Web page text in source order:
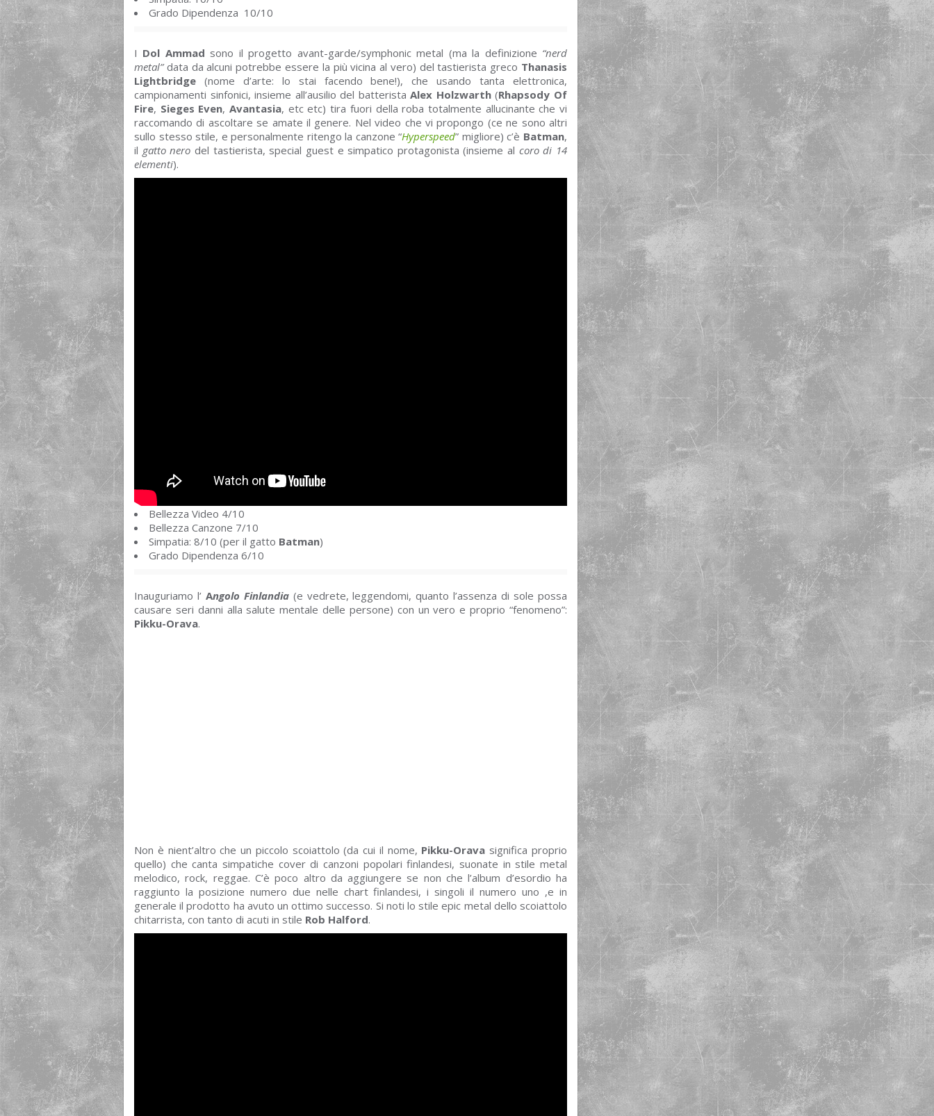
Grado Dipendenza 10/10
I Dol Ammad sono il progetto avant-garde/symphonic metal (ma la definizione “nerd
metal”data da alcuni potrebbe essere la più vicina al vero) del tastierista greco Thanasis
Lightbridge (nome d’arte: lo stai facendo bene!), che usando tanta elettronica,
campionamenti sinfonici, insieme all’ausilio del batteristaAlex Holzwarth(Rhapsody Of
Fire, Sieges Even,Avantasia, etc etc) tira fuori della roba totalmente allucinante che vi
raccomando di ascoltare se amate il genere. Nel video che vi propongo (ce ne sono altri
sullo stesso stile, e personalmente ritengo la canzone “Hyperspeed” migliore) c’è Batman,
il gatto nero del tastierista, special guest e simpatico protagonista (insieme al coro di 14
elementi).
Bellezza Video 4/10
Bellezza Canzone 7/10
Simpatia: 8/10 (per il gatto Batman)
Grado Dipendenza 6/10
Inauguriamo l’ Angolo Finlandia(e vedrete, leggendomi, quanto l’assenza di sole possa
causare seri danni alla salute mentale delle persone) con un vero e proprio “fenomeno”:
Pikku-Orava.
Non è nient’altro che un piccolo scoiattolo (da cui il nome, Pikku-Orava significa proprio
quello) che canta simpatiche cover di canzoni popolari finlandesi, suonate in stile metal
melodico, rock, reggae. C’è poco altro da aggiungere se non che l’album d’esordio ha
raggiunto la posizione numero due nelle chart finlandesi, i singoli il numero uno ,e in
generale il prodotto ha avuto un ottimo successo. Si noti lo stile epic metal dello scoiattolo
chitarrista, con tanto di acuti in stile Rob Halford.